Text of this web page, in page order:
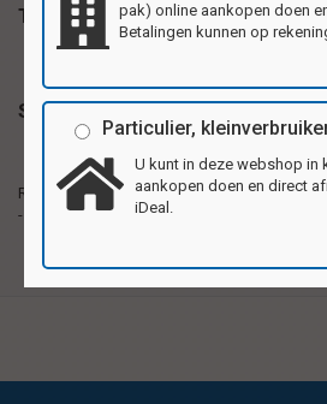
Tags
Specificaties
Reuzewenskaarten
- formaat A4
Reuzewenskaarten van
20,5x29,5cm (A4). Per
Ook als verjaardags,
pak) online aankopen doen
Betalingen kunnen op
Particulier,
U kunt in deze webshop in
aankopen doen en direct
iDeal.